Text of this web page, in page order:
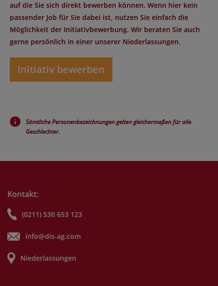
auf die Sie sich direkt bewerben können. Wenn hier kein
passender Job für Sie dabei ist, nutzen Sie einfach die
Möglichkeit der Initiativbewerbung. Wir beraten Sie auch
gerne persönlich in einer unserer Niederlassungen.
Initiativ bewerben
Sämtliche Personenbezeichnungen gelten gleichermaßen für alle
Geschlechter.
Kontakt:
(0211) 530 653 123
info@dis-ag.com
Niederlassungen